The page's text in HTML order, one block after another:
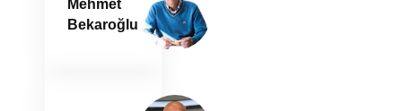
Mehmet
Bekaroğlu